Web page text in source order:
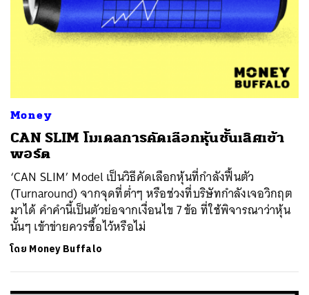
Money
CAN SLIM โมเดลการคัดเลือกหุ้นชั้นเลิศเข้า
พอร์ต
‘CAN SLIM’ Model เป็นวิธีคัดเลือกหุ้นที่กำลังฟื้นตัว
(Turnaround) จากจุดที่ต่ำๆ หรือช่วงที่บริษัทกำลังเจอวิกฤต
มาได้ คำคำนี้เป็นตัวย่อจากเงื่อนไข 7 ข้อ ที่ใช้พิจารณาว่าหุ้น
นั้นๆ เข้าข่ายควรซื้อไว้หรือไม่
โดย Money Buffalo